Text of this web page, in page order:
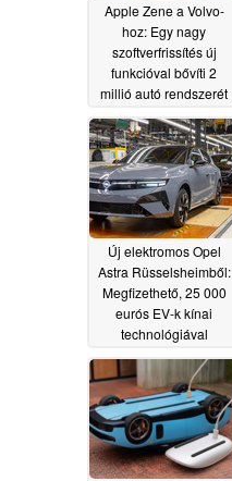
Apple Zene a Volvo-
hoz: Egy nagy
szoftverfrissítés új
funkcióval bővíti 2
millió autó rendszerét
07/08/2026
Új elektromos Opel
Astra Rüsselsheimből:
Megfizethető, 25 000
eurós EV-k kínai
technológiával
06/09/2026